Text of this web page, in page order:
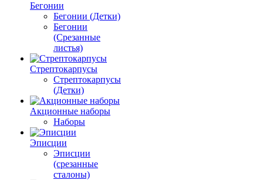
Бегонии
Бегонии (Детки)
Бегонии
(Срезанные
листья)
Стрептокарпусы
Стрептокарпусы
(Детки)
Акционные наборы
Наборы
Эписции
Эписции
(срезанные
сталоны)